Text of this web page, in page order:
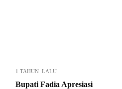
1 TAHUN LALU
Bupati Fadia Apresiasi